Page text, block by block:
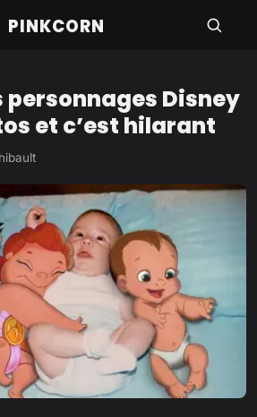
PINKCORN
personnages Disney
et c’est hilarant